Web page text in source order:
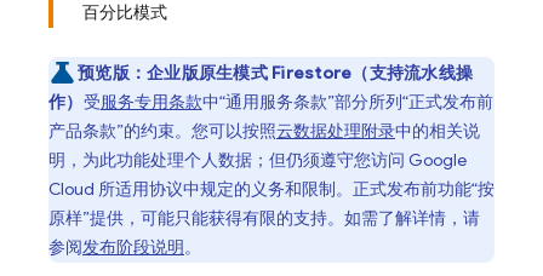
百分比模式
预览版： 企业版原生模式 Firestore（支持流水线操
作） 受服务专用条款中“通用服务条款”部分所列“正式发布前
产品条款”的约束。您可以按照云数据处理附录中的相关说
明，为此功能处理个人数据；但仍须遵守您访问 Google
Cloud 所适用协议中规定的义务和限制。正式发布前功能“按
原样”提供，可能只能获得有限的支持。如需了解详情，请
参阅发布阶段说明。